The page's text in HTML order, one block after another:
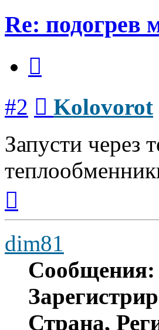
Re: подогрев
#2 Kolovorot
Запусти через
началу
dim81
Сообщения:
Страна,